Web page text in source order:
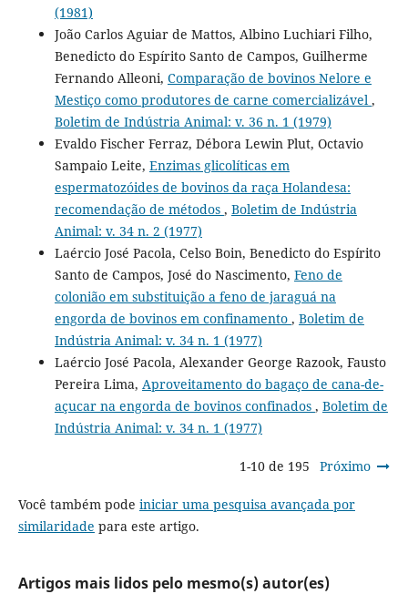
(1981)
João Carlos Aguiar de Mattos, Albino Luchiari Filho,
Benedicto do Espírito Santo de Campos, Guilherme
Fernando Alleoni, Comparação de bovinos Nelore e
Mestiço como produtores de carne comercializável ,
Boletim de Indústria Animal: v. 36 n. 1 (1979)
Evaldo Fischer Ferraz, Débora Lewin Plut, Octavio
Sampaio Leite, Enzimas glicolíticas em
espermatozóides de bovinos da raça Holandesa:
recomendação de métodos , Boletim de Indústria
Animal: v. 34 n. 2 (1977)
Laércio José Pacola, Celso Boin, Benedicto do Espírito
Santo de Campos, José do Nascimento, Feno de
colonião em substituição a feno de jaraguá na
engorda de bovinos em confinamento , Boletim de
Indústria Animal: v. 34 n. 1 (1977)
Laércio José Pacola, Alexander George Razook, Fausto
Pereira Lima, Aproveitamento do bagaço de cana-de-
açucar na engorda de bovinos confinados , Boletim de
Indústria Animal: v. 34 n. 1 (1977)
1-10 de 195 Próximo
Você também pode iniciar uma pesquisa avançada por
similaridade para este artigo.
Artigos mais lidos pelo mesmo(s) autor(es)